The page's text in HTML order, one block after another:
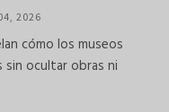
2026
cómo los museos
sin ocultar obras ni